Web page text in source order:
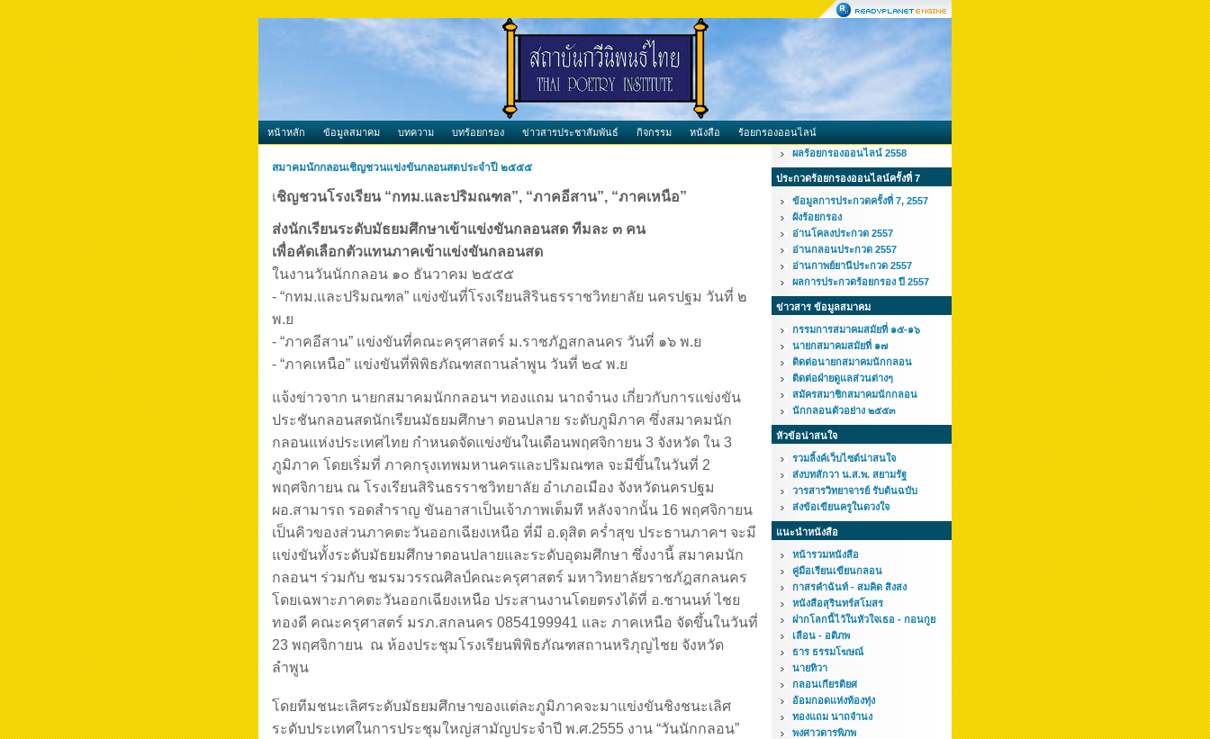
หน้าหลัก ข้อมูลสมาคม บทความ บทร้อยกรอง ข่าวสารประชาสัมพันธ์ กิจกรรม หนังสือ ร้อยกรองออนไลน์
สมาคมนักกลอนเชิญชวนแข่งขันกลอนสดประจำปี ๒๕๕๕
เชิญชวนโรงเรียน “กทม.และปริมณฑล”, “ภาคอีสาน”, “ภาคเหนือ”
ส่งนักเรียนระดับมัธยมศึกษาเข้าแข่งขันกลอนสด ทีมละ ๓ คน
เพื่อคัดเลือกตัวแทนภาคเข้าแข่งขันกลอนสด
ในงานวันนักกลอน ๑๐ ธันวาคม ๒๕๕๕
- “กทม.และปริมณฑล” แข่งขันที่โรงเรียนสิรินธรราชวิทยาลัย นครปฐม วันที่ ๒
พ.ย
- “ภาคอีสาน” แข่งขันที่คณะครุศาสตร์ ม.ราชภัฏสกลนคร วันที่ ๑๖ พ.ย
- “ภาคเหนือ” แข่งขันที่พิพิธภัณฑสถานลำพูน วันที่ ๒๔ พ.ย
แจ้งข่าวจาก นายกสมาคมนักกลอนฯ ทองแถม นาถจำนง เกี่ยวกับการแข่งขัน
ประชันกลอนสดนักเรียนมัธยมศึกษา ตอนปลาย ระดับภูมิภาค ซึ่งสมาคมนัก
กลอนแห่งประเทศไทย กำหนดจัดแข่งขันในเดือนพฤศจิกายน 3 จังหวัด ใน 3
ภูมิภาค โดยเริ่มที่ ภาคกรุงเทพมหานครและปริมณฑล จะมีขึ้นในวันที่ 2
พฤศจิกายน ณ โรงเรียนสิรินธรราชวิทยาลัย อำเภอเมือง จังหวัดนครปฐม
ผอ.สามารถ รอดสำราญ ขันอาสาเป็นเจ้าภาพเต็มที หลังจากนั้น 16 พฤศจิกายน
เป็นคิวของส่วนภาคตะวันออกเฉียงเหนือ ที่มี อ.ดุสิต คร่ำสุข ประธานภาคฯ จะมี
แข่งขันทั้งระดับมัธยมศึกษาตอนปลายและระดับอุดมศึกษา ซึ่งงานี้ สมาคมนัก
กลอนฯ ร่วมกับ ชมรมวรรณศิลป์คณะครุศาสตร์ มหาวิทยาลัยราชภัฎสกลนคร
โดยเฉพาะภาคตะวันออกเฉียงเหนือ ประสานงานโดยตรงได้ที่ อ.ชานนท์ ไชย
ทองดี คณะครุศาสตร์ มรภ.สกลนคร 0854199941 และ ภาคเหนือ จัดขึ้นในวันที่
23 พฤศจิกายน ณ ห้องประชุมโรงเรียนพิพิธภัณฑสถานหริภุญไชย จังหวัด
ลำพูน
โดยทีมชนะเลิศระดับมัธยมศึกษาของแต่ละภูมิภาคจะมาแข่งขันชิงชนะเลิศ
ระดับประเทศในการประชุมใหญ่สามัญประจำปี พ.ศ.2555 งาน “วันนักกลอน”
ผลร้อยกรองออนไลน์ 2558
ประกวดร้อยกรองออนไลน์ครั้งที่ 7
ข้อมูลการประกวดครั้งที่ 7, 2557
ผังร้อยกรอง
อ่านโคลงประกวด 2557
อ่านกลอนประกวด 2557
อ่านกาพย์ยานีประกวด 2557
ผลการประกวดร้อยกรอง ปี 2557
ข่าวสาร ข้อมูลสมาคม
กรรมการสมาคมสมัยที่ ๑๕-๑๖
นายกสมาคมสมัยที่ ๑๗
ติดต่อนายกสมาคมนักกลอน
ติดต่อฝ่ายดูแลส่วนต่างๆ
สมัครสมาชิกสมาคมนักกลอน
นักกลอนตัวอย่าง ๒๕๕๓
หัวข้อน่าสนใจ
รวมลิ้งค์เว็บไซต์น่าสนใจ
ส่งบทสักวา น.ส.พ. สยามรัฐ
วารสารวิทยาจารย์ รับต้นฉบับ
ส่งข้อเขียนครูในดวงใจ
แนะนำหนังสือ
หน้ารวมหนังสือ
คู่มือเรียนเขียนกลอน
กาสรคำฉันท์ - สมคิด สิงสง
หนังสือสุรินทร์สโมสร
ฝากโลกนี้ไว้ในหัวใจเธอ - กอนกูย
เลือน - อติภพ
ธาร ธรรมโฆษณ์
นายทิวา
กลอนเกียรติยศ
อ้อมกอดแห่งท้องทุ่ง
ทองแถม นาถจำนง
พงศาวดารพิภพ